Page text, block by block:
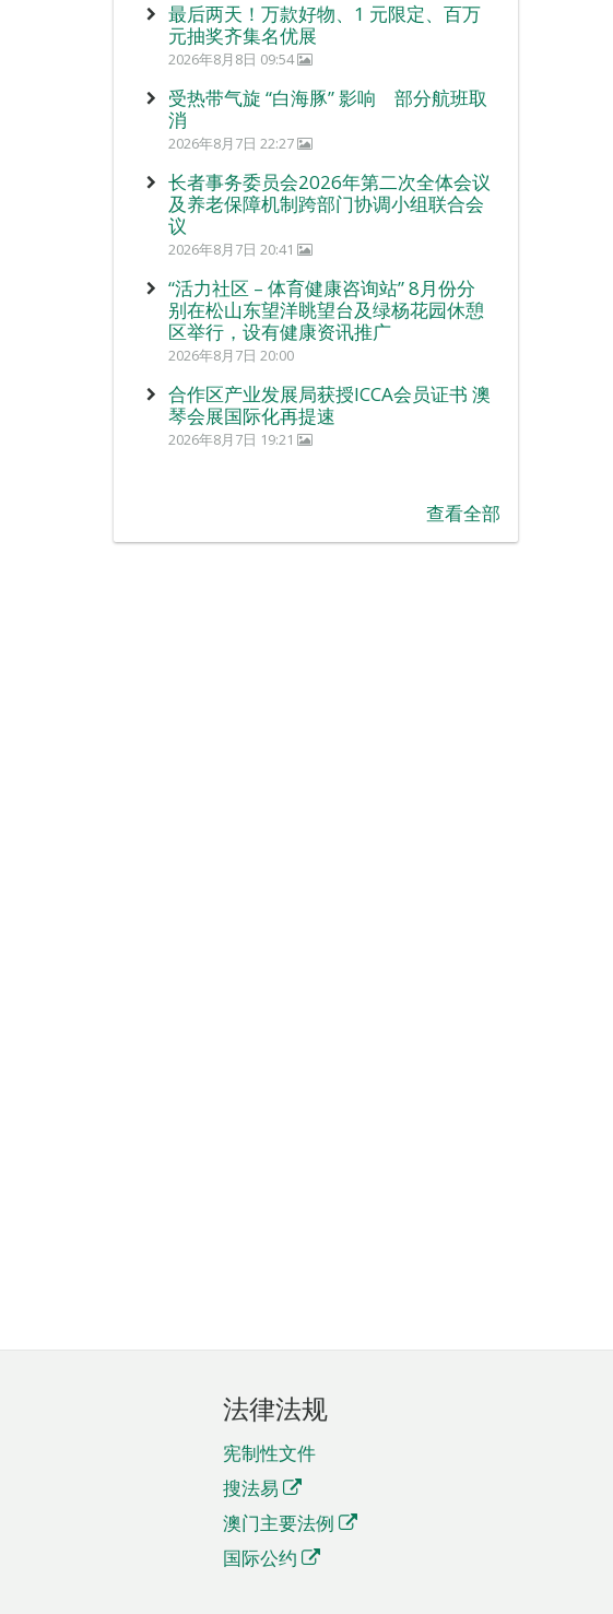
最后两天！万款好物、1 元限定、百万
元抽奖齐集名优展
2026年8月8日 09:54
受热带气旋 “白海豚” 影响 部分航班取
消
2026年8月7日 22:27
长者事务委员会2026年第二次全体会议
及养老保障机制跨部门协调小组联合会
议
2026年8月7日 20:41
“活力社区 – 体育健康咨询站” 8月份分
别在松山东望洋眺望台及绿杨花园休憩
区举行，设有健康资讯推广
2026年8月7日 20:00
合作区产业发展局获授ICCA会员证书 澳
琴会展国际化再提速
2026年8月7日 19:21
查看全部
法律法规
宪制性文件
搜法易
澳门主要法例
国际公约